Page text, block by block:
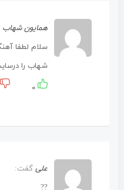
همایون شهاب
سلام لطفا
شهاب را
۰
علی گفت:
??